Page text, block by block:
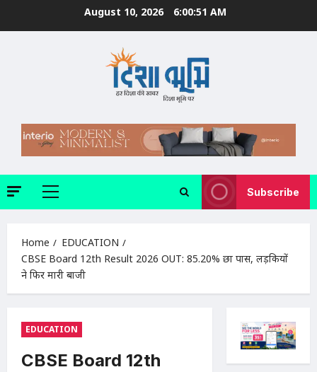
August 10, 2026 6:00:52 AM
Primary
Subscribe
Home
EDUCATION
CBSE Board 12th Result 2026 OUT: 85.20% छात्र पास, लड़कियों
ने फिर मारी बाजी
EDUCATION
CBSE Board 12th